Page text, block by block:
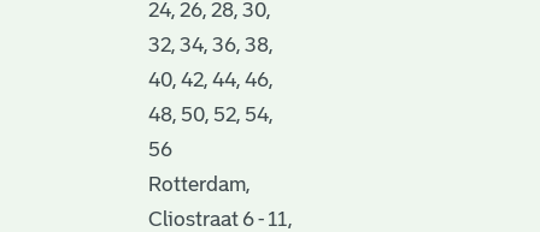
24, 26, 28, 30,
32, 34, 36, 38,
40, 42, 44, 46,
48, 50, 52, 54,
56
Rotterdam,
Cliostraat 6 - 11,